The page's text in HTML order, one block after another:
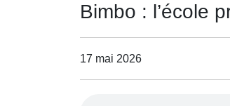
Bimbo : l’école
17 mai 2026